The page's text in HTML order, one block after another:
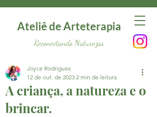
Ateliê de Arteterapia
Reconectando Naturezas
A criança, a natureza e o
brincar.
Joyce Rodrigues
12 de out. de 2023 2 min de leitura